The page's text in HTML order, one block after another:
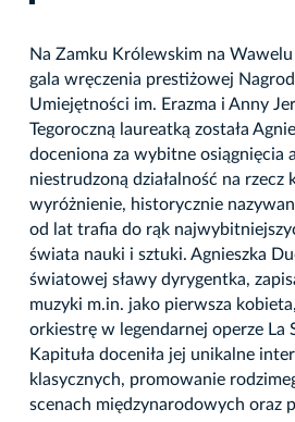
Na Zamku Królewskim na Wawelu
gala wręczenia prestiżowej
Umiejętności im. Erazma i Anny
Tegoroczną laureatką została
doceniona za wybitne osiągnięcia
niestrudzoną działalność na
wyróżnienie, historycznie
od lat trafia do rąk
świata nauki i sztuki. Agnieszka
światowej sławy dyrygentka,
muzyki m.in. jako pierwsza
orkiestrę w legendarnej operze La
Kapituła doceniła jej unikalne
klasycznych, promowanie
scenach międzynarodowych oraz